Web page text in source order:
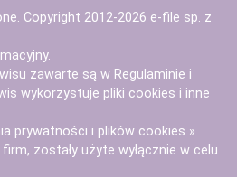
Copyright 2012-2026 e-file sp. z
zawarte są w Regulaminie i
wykorzystuje pliki cookies i inne
prywatności i plików cookies »
zostały użyte wyłącznie w celu